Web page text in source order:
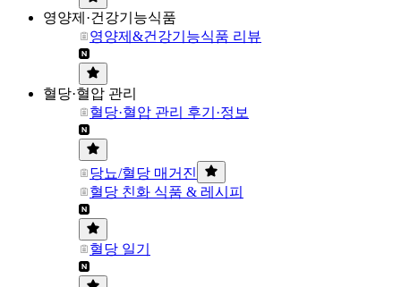
영양제·건강기능식품
영양제&건강기능식품 리뷰
혈당·혈압 관리
혈당·혈압 관리 후기·정보
당뇨/혈당 매거진
혈당 친화 식품 & 레시피
혈당 일기